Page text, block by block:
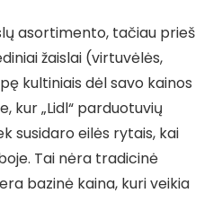
asortimento, tačiau prieš
žaislai (virtuvėlės,
kultiniais dėl savo kainos
kur „Lidl“ parduotuvių
susidaro eilės rytais, kai
Tai nėra tradicinė
bazinė kaina, kuri veikia